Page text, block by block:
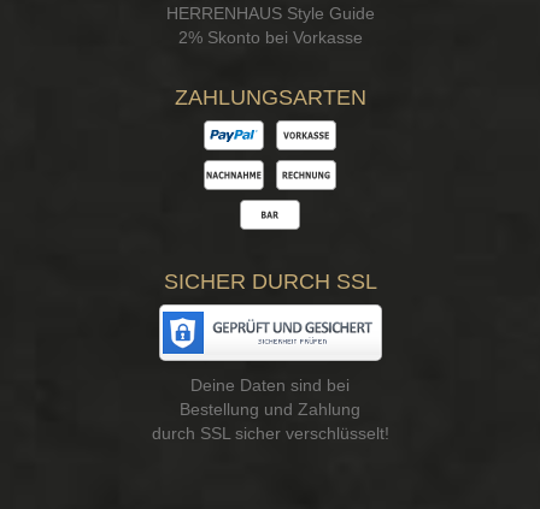
HERRENHAUS Style Guide
2% Skonto bei Vorkasse
ZAHLUNGSARTEN
SICHER DURCH SSL
Deine Daten sind bei
Bestellung und Zahlung
durch SSL sicher verschlüsselt!